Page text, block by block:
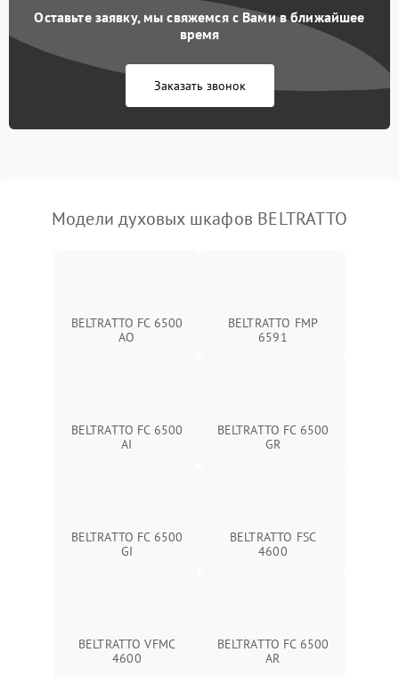
Оставьте заявку, мы свяжемся с Вами в ближайшее
время
Заказать звонок
Модели духовых шкафов BELTRATTO
BELTRATTO FC 6500
AO
BELTRATTO FMP
6591
BELTRATTO FC 6500
AI
BELTRATTO FC 6500
GR
BELTRATTO FC 6500
GI
BELTRATTO FSC
4600
BELTRATTO VFMC
4600
BELTRATTO FC 6500
AR